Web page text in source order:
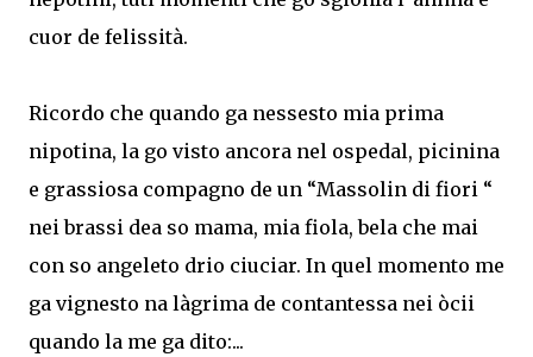
cuor de felissità.
Ricordo che quando ga nessesto mia prima
nipotina, la go visto ancora nel ospedal, picinina
e grassiosa compagno de un “Massolin di fiori “
nei brassi dea so mama, mia fiola, bela che mai
con so angeleto drio ciuciar. In quel momento me
ga vignesto na làgrima de contantessa nei òcii
quando la me ga dito:...